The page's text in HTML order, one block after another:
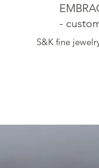
-
S&K fine